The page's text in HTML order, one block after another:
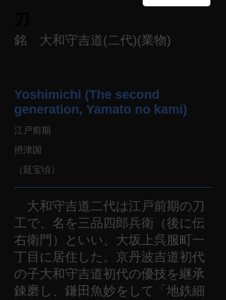
銘 大和守吉道(二代)(業物)
Yoshimichi (The second
generation, Yamato no kami)
江戸前期
摂津国
（延宝頃）
大和守吉道二代は江戸前期の刀
工で、名を三品四郎兵衛（後に伝
右衛門）といい、大坂上呉服町一
丁目に居住した。京丹波吉道初代
の子大和守吉道初代の優技を継承
錬磨し、鎌田魚妙をして「地鉄細